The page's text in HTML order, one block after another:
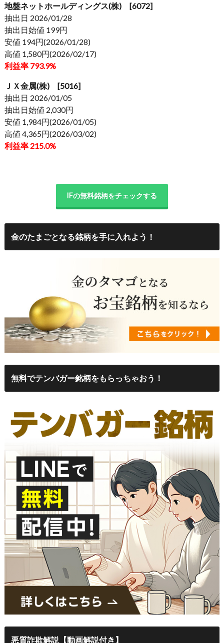
地盤ネットホールディングス(株) [6072]
抽出日 2026/01/28
抽出日始値 199円
安値 194円(2026/01/28)
高値 1,580円(2026/02/17)
利益率 793.9%
ＪＸ金属(株) [5016]
抽出日 2026/01/05
抽出日始値 2,030円
安値 1,984円(2026/01/05)
高値 4,365円(2026/03/02)
利益率 215.0%
IFの無料銘柄をチェックする
金のたまごとなる銘柄を手に入れよう！
無料でテンバガー銘柄をもらっちゃおう！
悪質詐欺解説【動画解説付き】